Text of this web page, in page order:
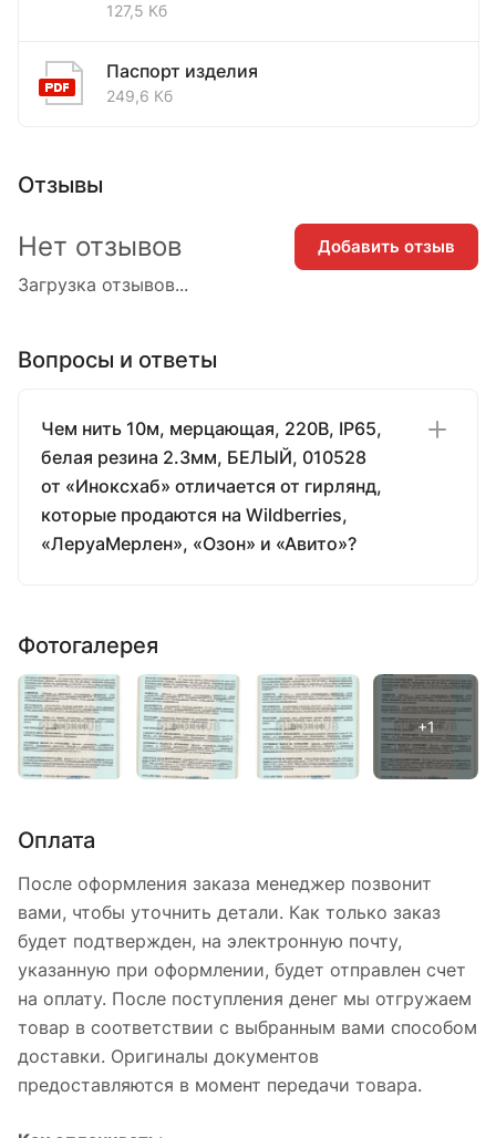
127,5 Кб
Паспорт изделия
249,6 Кб
Отзывы
Загрузка отзывов...
Нет отзывов Добавить отзыв
Вопросы и ответы
Чем нить 10м, мерцающая, 220В, IP65,
белая резина 2.3мм, БЕЛЫЙ, 010528
от «Иноксхаб» отличается от гирлянд,
которые продаются на Wildberries,
«ЛеруаМерлен», «Озон» и «Авито»?
Фотогалерея
Оплата
После оформления заказа менеджер позвонит
вами, чтобы уточнить детали. Как только заказ
будет подтвержден, на электронную почту,
указанную при оформлении, будет отправлен счет
на оплату. После поступления денег мы отгружаем
товар в соответствии с выбранным вами способом
доставки. Оригиналы документов
предоставляются в момент передачи товара.